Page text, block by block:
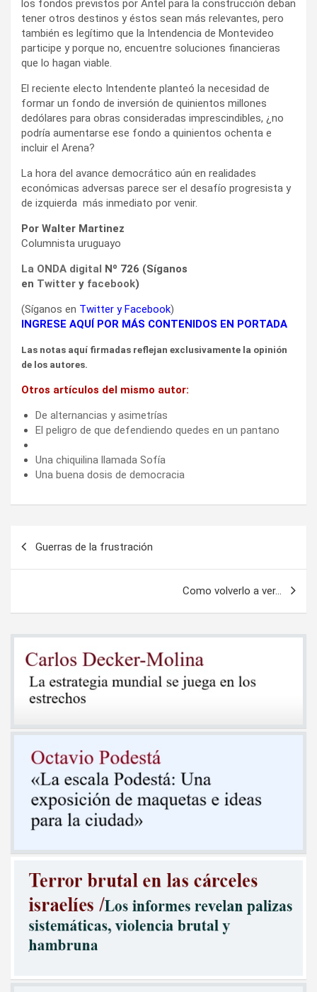
los fondos previstos por Antel para la construcción deban
tener otros destinos y éstos sean más relevantes, pero
también es legítimo que la Intendencia de Montevideo
participe y porque no, encuentre soluciones financieras
que lo hagan viable.
El reciente electo Intendente planteó la necesidad de
formar un fondo de inversión de quinientos millones
dedólares para obras consideradas imprescindibles, ¿no
podría aumentarse ese fondo a quinientos ochenta e
incluir el Arena?
La hora del avance democrático aún en realidades
económicas adversas parece ser el desafío progresista y
de izquierda más inmediato por venir.
Por Walter Martinez
Columnista uruguayo
La ONDA digital Nº 726 (Síganos
en Twitter y facebook)
(Síganos en Twitter yFacebook)
INGRESE AQUÍ POR MÁS CONTENIDOS EN PORTADA
Las notas aquí firmadas reflejan exclusivamente la opinión
de los autores.
Otros artículos del mismo autor:
De alternancias y asimetrías
El peligro de que defendiendo quedes en un pantano
Una chiquilina llamada Sofía
Una buena dosis de democracia
Guerras de la frustración
Como volverlo a ver…